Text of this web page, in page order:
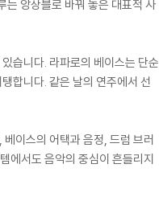
앙상블로 바꿔 놓은 대표적 사
니다. 라파로의 베이스는 단순
합니다. 같은 날의 연주에서 선
이스의 어택과 음정, 드럼 브러
에서도 음악의 중심이 흔들리지